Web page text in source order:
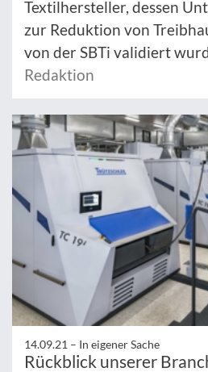
Textilhersteller, dessen
zur Reduktion von
von der SBTi validiert
Redaktion
14.09.21 – In eigener Sache
Rückblick unserer